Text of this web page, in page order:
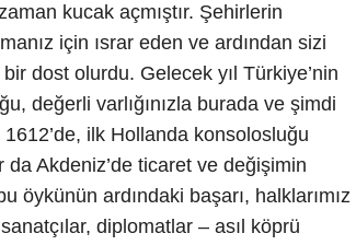
kucak açmıştır. Şehirlerin
için ısrar eden ve ardından sizi
dost olurdu. Gelecek yıl Türkiye’nin
değerli varlığınızla burada ve şimdi
ilk Hollanda konsolosluğu
Akdeniz’de ticaret ve değişimin
ardındaki başarı, halklarımız
diplomatlar – asıl köprü